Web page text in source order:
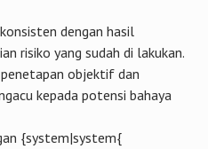
dengan hasil
risiko yang sudah di lakukan.
objektif dan
kepada potensi bahaya
{system|system{